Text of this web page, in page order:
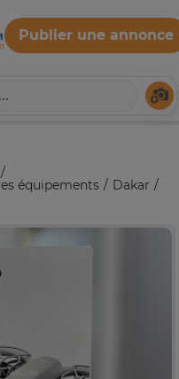
Publier une annonce
équipements Dakar